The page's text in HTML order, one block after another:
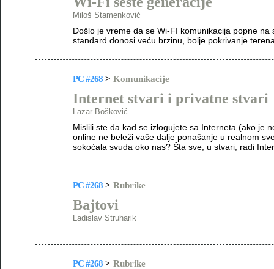
Miloš Stamenković
Došlo je vreme da se Wi-FI komunikacija popne
standard donosi veću brzinu, bolje pokrivanje
PC #268 > Komunikacije
Internet stvari i privatne stvari
Lazar Bošković
Mislili ste da kad se izlogujete sa Interneta (ako je
online ne beleži vaše dalje ponašanje u realnom
sokoćala svuda oko nas? Šta sve, u stvari, radi
PC #268 > Rubrike
Bajtovi
Ladislav Struharik
PC #268 > Rubrike